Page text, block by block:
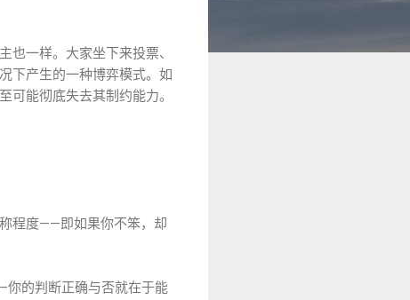
也一样。大家坐下来投票、
下产生的一种博弈模式。如
可能彻底失去其制约能力。
程度——即如果你不笨，却
的判断正确与否就在于能